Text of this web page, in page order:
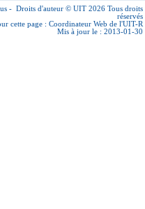
- Droits d'auteur © UIT 2026 Tous droits
réservés
cette page : Coordinateur Web de l'UIT-R
Mis à jour le : 2013-01-30